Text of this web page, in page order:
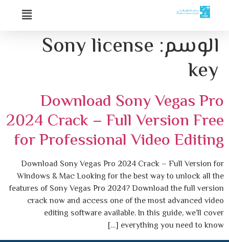
الوسم: Sony license
key
Download Sony Vegas Pro
2024 Crack – Full Version Free
for Professional Video Editing
Download Sony Vegas Pro 2024 Crack – Full Version for
Windows & Mac Looking for the best way to unlock all the
features of Sony Vegas Pro 2024? Download the full version
crack now and access one of the most advanced video
editing software available. In this guide, we’ll cover
everything you need to know […]